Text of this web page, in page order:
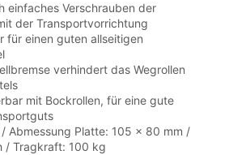
einfaches Verschrauben der
der Transportvorrichtung
für einen guten allseitigen
verhindert das Wegrollen
mit Bockrollen, für eine gute
Abmessung Platte: 105 x 80 mm /
/ Tragkraft: 100 kg